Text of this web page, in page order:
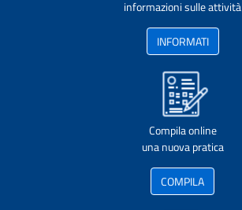
informazioni sulle attività
INFORMATI
Compila online
una nuova pratica
COMPILA